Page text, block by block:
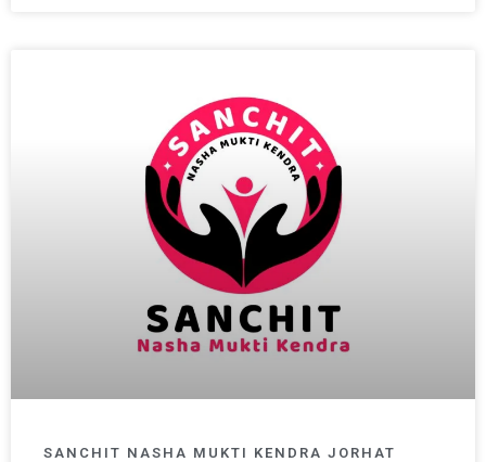
SANCHIT NASHA MUKTI KENDRA JORHAT